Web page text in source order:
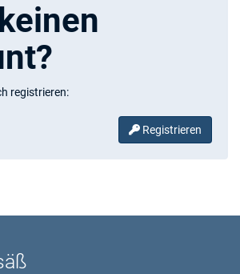
registrieren:
Registrieren